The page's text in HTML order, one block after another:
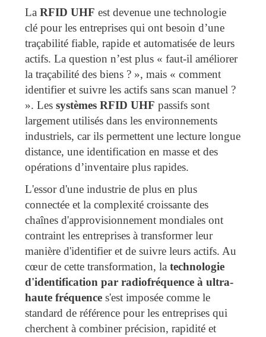
La RFID UHF est devenue une technologie
clé pour les entreprises qui ont besoin d’une
traçabilité fiable, rapide et automatisée de leurs
actifs. La question n’est plus « faut-il améliorer
la traçabilité des biens ? », mais « comment
identifier et suivre les actifs sans scan manuel ?
». Les systèmes RFID UHF passifs sont
largement utilisés dans les environnements
industriels, car ils permettent une lecture longue
distance, une identification en masse et des
opérations d’inventaire plus rapides.
L'essor d'une industrie de plus en plus
connectée et la complexité croissante des
chaînes d'approvisionnement mondiales ont
contraint les entreprises à transformer leur
manière d'identifier et de suivre leurs actifs. Au
cœur de cette transformation, la technologie
d'identification par radiofréquence à ultra-
haute fréquence s'est imposée comme le
standard de référence pour les entreprises qui
cherchent à combiner précision, rapidité et